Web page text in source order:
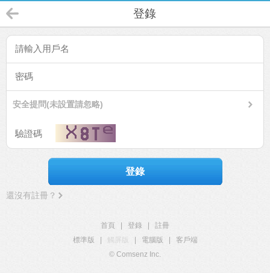
登錄
安全提問(未設置請忽略)
登錄
還沒有註冊？
首頁 登錄
註冊
標準版
觸屏版 電腦版
客戶端
© Comsenz Inc.